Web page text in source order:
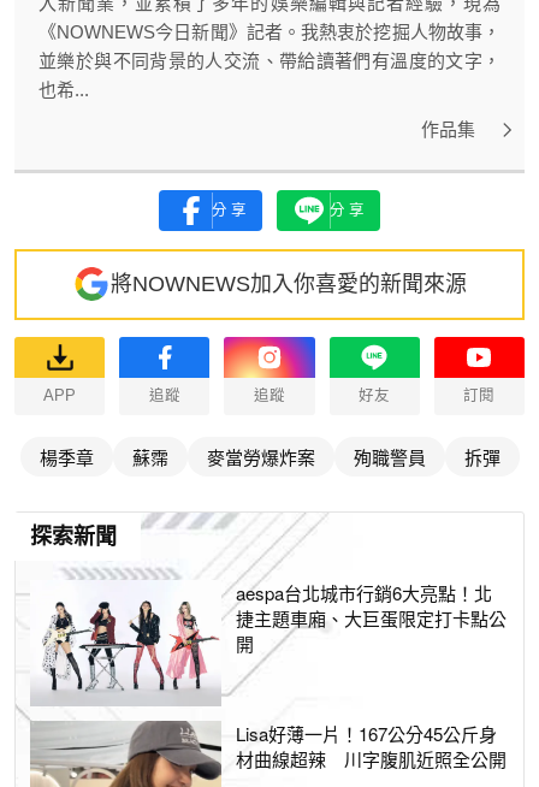
《NOWNEWS今日新聞》記者。我熱衷於挖掘人物故事，
並樂於與不同背景的人交流、帶給讀著們有溫度的文字，
也希...
作品集
分享 分享
將NOWNEWS加入你喜愛的新聞來源
APP 追蹤 追蹤 好友 訂閱
楊季章 蘇霈 麥當勞爆炸案 殉職警員 拆彈
探索新聞
aespa台北城市行銷6大亮點！北
捷主題車廂、大巨蛋限定打卡點公
開
Lisa好薄一片！167公分45公斤身
材曲線超辣 川字腹肌近照全公開